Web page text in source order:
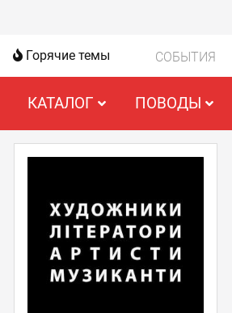
Горячие темы СОБЫТИЯ
КАТАЛОГ ПОВОДЫ